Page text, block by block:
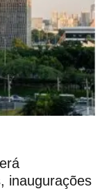
inaugurações